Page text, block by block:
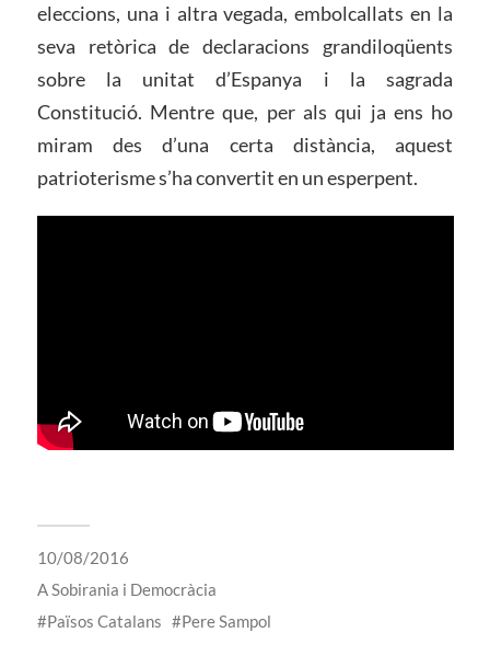
eleccions, una i altra vegada, embolcallats en la
seva retòrica de declaracions grandiloqüents
sobre la unitat d’Espanya i la sagrada
Constitució. Mentre que, per als qui ja ens ho
miram des d’una certa distància, aquest
patrioterisme s’ha convertit en un esperpent.
10/08/2016
ASobirania i Democràcia
Països Catalans
Pere Sampol